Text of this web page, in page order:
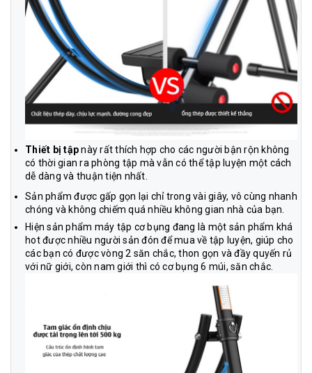
Thiết bị tậpnày rất thích hợp cho các người bận rộn không
có thời gian ra phòng tập mà vẫn có thể tập luyện một cách
dễ dàng và thuận tiện nhất.
Sản phẩm được gấp gọn lại chỉ trong vài giây, vô cùng nhanh
chóng và không chiếm quá nhiều không gian nhà của bạn.
Hiện sản phẩm máy tập cơ bụng đang là một sản phẩm khá
hot được nhiều người sản đón để mua về tập luyện, giúp cho
các bạn có được vòng 2 săn chắc, thon gọn và đầy quyến rủ
với nữ giới, còn nam giới thì có cơ bụng 6 múi, săn chắc.